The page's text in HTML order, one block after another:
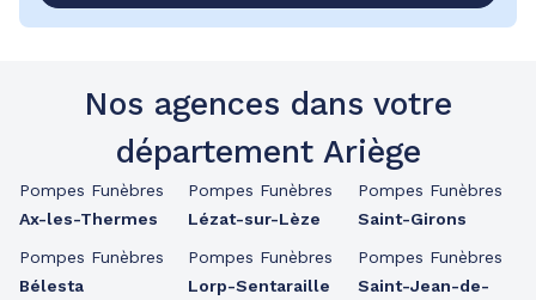
Nos agences dans votre
département Ariège
Pompes Funèbres
Ax-les-Thermes
Pompes Funèbres
Bélesta
Pompes Funèbres
Lézat-sur-Lèze
Pompes Funèbres
Lorp-Sentaraille
Pompes Funèbres
Saint-Girons
Pompes Funèbres
Saint-Jean-de-